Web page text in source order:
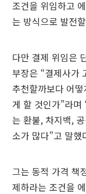
조건을 위임하고
는 방식으로 발전
다만 결제 위임은
부장은 “결제사가
추천할까보다 어
게 할 것인가”라며
는 환불, 차지백,
소가 많다”고 말했
그는 동적 가격 책
제하라는 조건을